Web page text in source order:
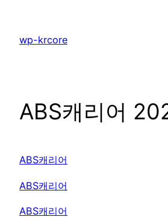
wp-krcore
ABS캐리어
ABS캐리어
ABS캐리어
ABS캐리어